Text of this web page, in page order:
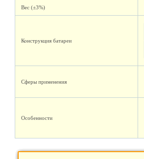
Вес (±3%)
Конструкция батареи
Сферы применения
Особенности